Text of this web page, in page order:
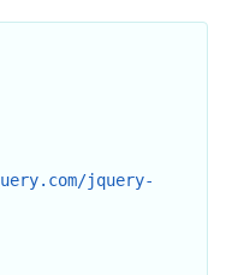
jquery-